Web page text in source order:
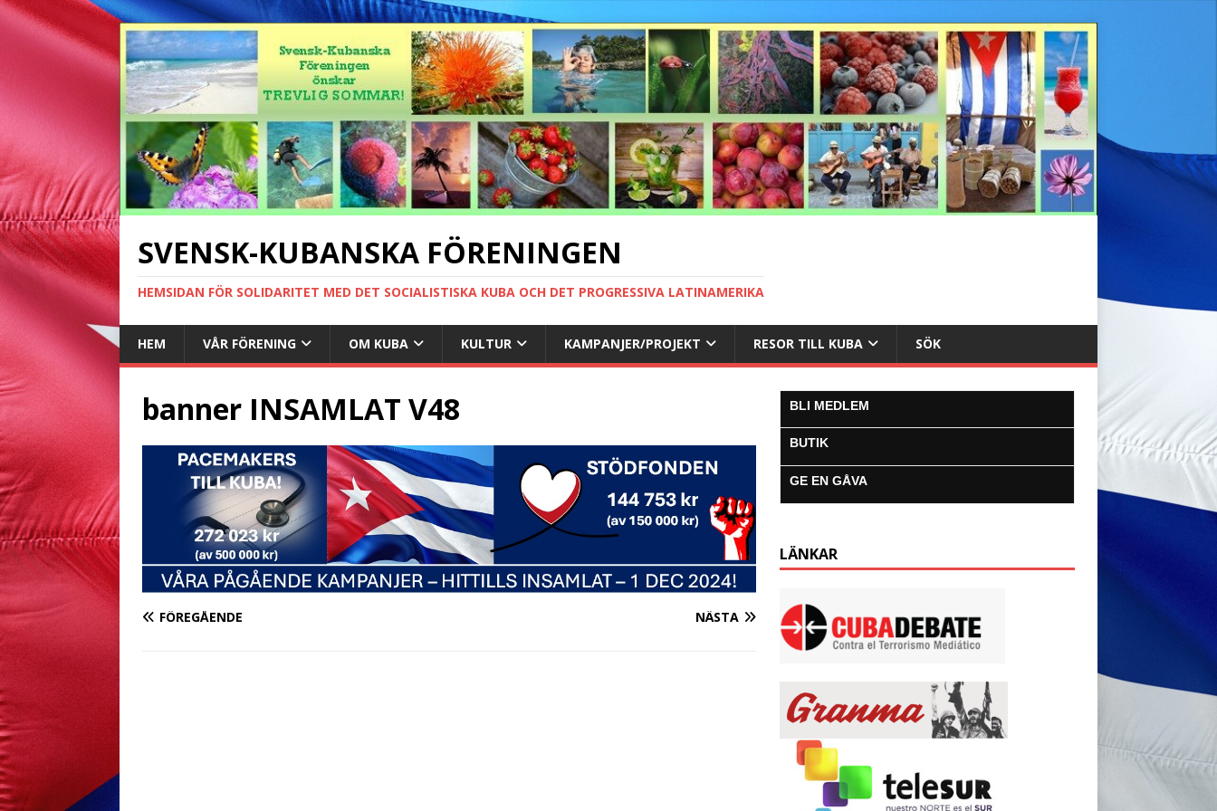
SVENSK-KUBANSKA FÖRENINGEN
HEMSIDAN FÖR SOLIDARITET MED DET SOCIALISTISKA KUBA OCH DET PROGRESSIVA LATINAMERIKA
HEM VÅR FÖRENING OM KUBA KULTUR KAMPANJER/PROJEKT RESOR TILL KUBA SÖK
banner INSAMLAT V48
FÖREGÅENDE NÄSTA
BLI MEDLEM
BUTIK
GE EN GÅVA
LÄNKAR